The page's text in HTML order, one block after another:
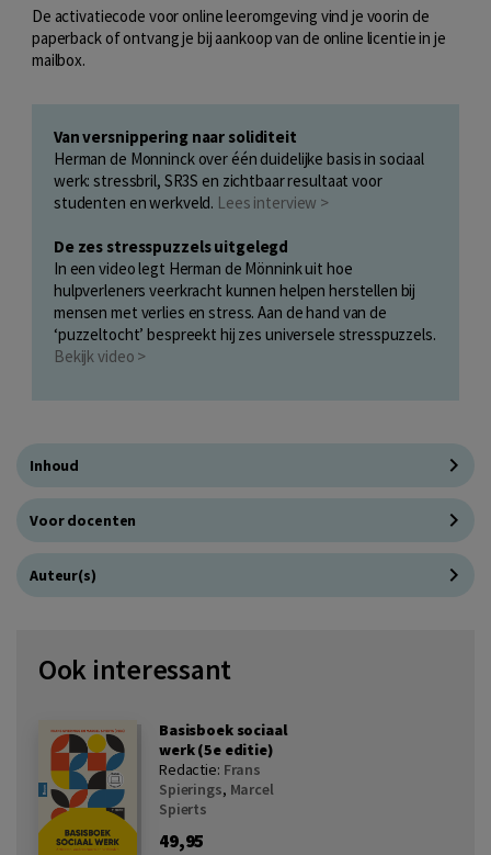
De activatiecode voor online leeromgeving vind je voorin de
paperback of ontvang je bij aankoop van de online licentie in je
mailbox.
Van versnippering naar soliditeit
Herman de Monninck over één duidelijke basis in sociaal
werk: stressbril, SR3S en zichtbaar resultaat voor
studenten en werkveld. Lees interview >
De zes stresspuzzels uitgelegd
In een video legt Herman de Mönnink uit hoe
hulpverleners veerkracht kunnen helpen herstellen bij
mensen met verlies en stress. Aan de hand van de
‘puzzeltocht’ bespreekt hij zes universele stresspuzzels.
Bekijk video >
Inhoud
Voor docenten
Auteur(s)
Ook interessant
Basisboek sociaal
werk (5e editie)
Redactie: Frans
Spierings, Marcel
Spierts
49,95